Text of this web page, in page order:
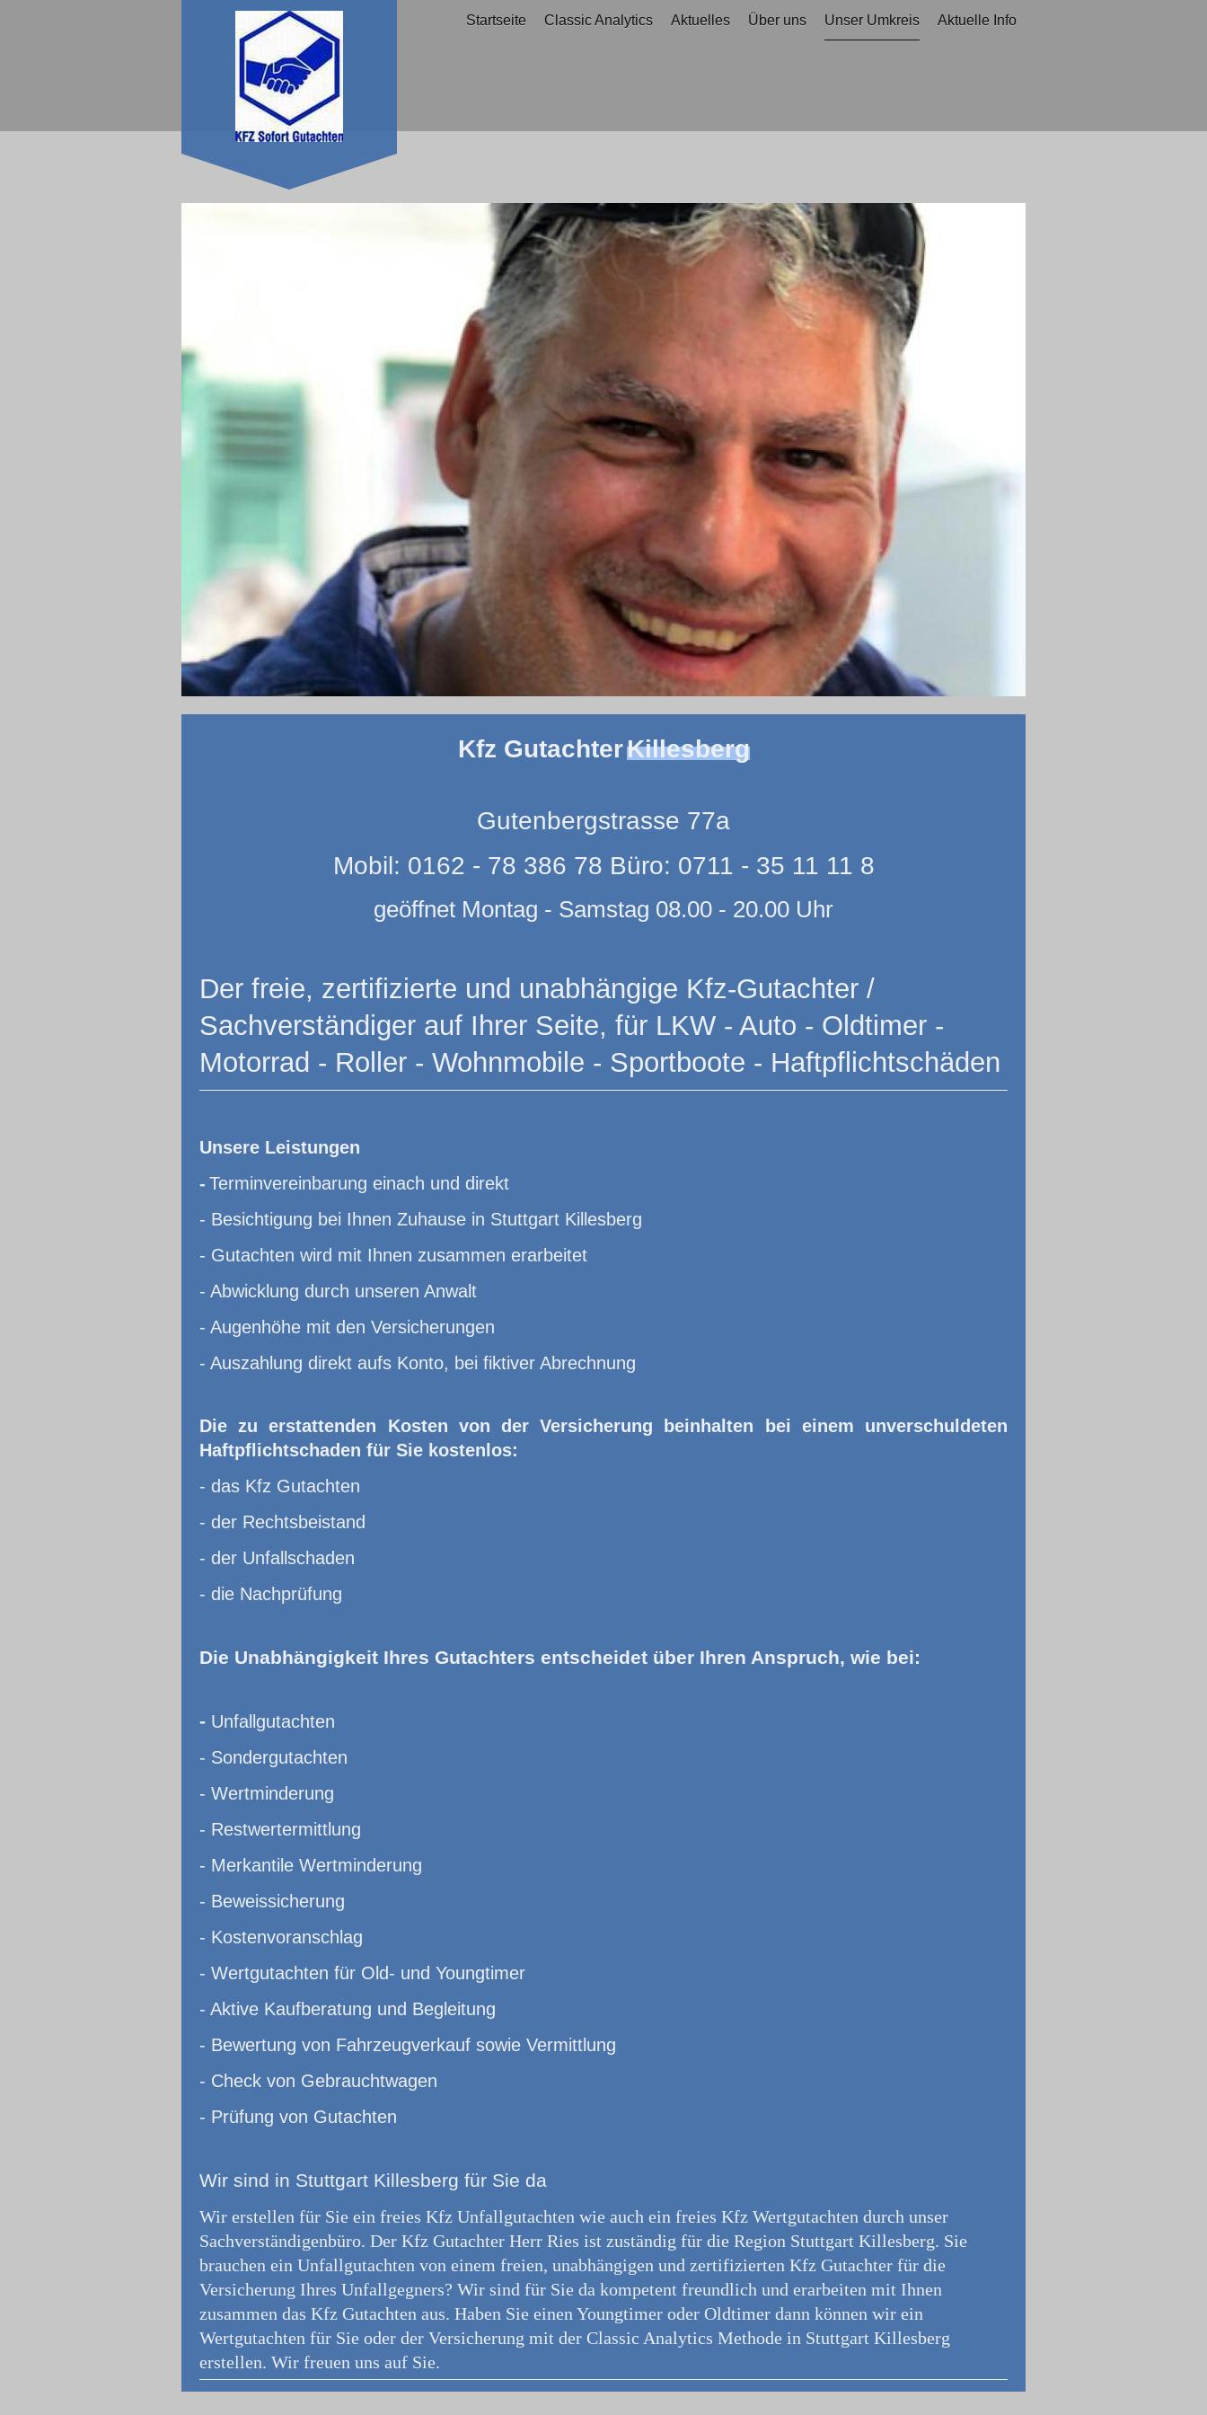
Startseite Classic Analytics Aktuelles Über uns Unser Umkreis Aktuelle Info
Kfz GutachterKillesberg
Gutenbergstrasse 77a
Mobil: 0162 - 78 386 78 Büro: 0711 - 35 11 11 8
geöffnet Montag - Samstag 08.00 - 20.00 Uhr
Der freie, zertifizierte und unabhängige Kfz-Gutachter /
Sachverständiger auf Ihrer Seite, für LKW - Auto - Oldtimer -
Motorrad - Roller - Wohnmobile - Sportboote - Haftpflichtschäden
Unsere Leistungen
- Terminvereinbarung einach und direkt
- Besichtigung bei Ihnen Zuhause in Stuttgart Killesberg
- Gutachten wird mit Ihnen zusammen erarbeitet
- Abwicklung durch unseren Anwalt
- Augenhöhe mit den Versicherungen
- Auszahlung direkt aufs Konto, bei fiktiver Abrechnung
Die zu erstattenden Kosten von der Versicherung beinhalten bei einem unverschuldeten
Haftpflichtschaden für Sie kostenlos:
- das Kfz Gutachten
- der Rechtsbeistand
- der Unfallschaden
- die Nachprüfung
Die Unabhängigkeit Ihres Gutachters entscheidet über Ihren Anspruch, wie bei:
- Unfallgutachten
- Sondergutachten
- Wertminderung
- Restwertermittlung
- Merkantile Wertminderung
- Beweissicherung
- Kostenvoranschlag
- Wertgutachten für Old- und Youngtimer
- Aktive Kaufberatung und Begleitung
- Bewertung von Fahrzeugverkauf sowie Vermittlung
- Check von Gebrauchtwagen
- Prüfung von Gutachten
Wir sind in Stuttgart Killesberg für Sie da
Wir erstellen für Sie ein freies Kfz Unfallgutachten wie auch ein freies Kfz Wertgutachten durch unser
Sachverständigenbüro. Der Kfz Gutachter Herr Ries ist zuständig für die Region Stuttgart Killesberg. Sie
brauchen ein Unfallgutachten von einem freien, unabhängigen und zertifizierten Kfz Gutachter für die
Versicherung Ihres Unfallgegners? Wir sind für Sie da kompetent freundlich und erarbeiten mit Ihnen
zusammen das Kfz Gutachten aus. Haben Sie einen Youngtimer oder Oldtimer dann können wir ein
Wertgutachten für Sie oder der Versicherung mit der Classic Analytics Methode in Stuttgart Killesberg
erstellen. Wir freuen uns auf Sie.